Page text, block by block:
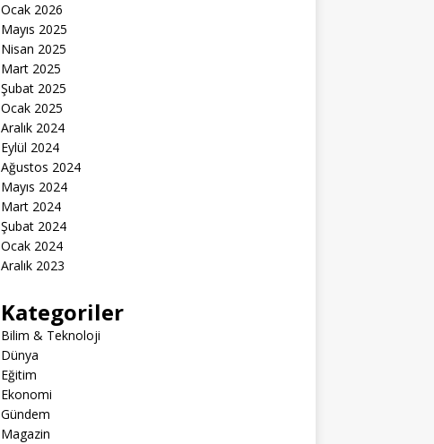
Ocak 2026
Mayıs 2025
Nisan 2025
Mart 2025
Şubat 2025
Ocak 2025
Aralık 2024
Eylül 2024
Ağustos 2024
Mayıs 2024
Mart 2024
Şubat 2024
Ocak 2024
Aralık 2023
Kategoriler
Bilim & Teknoloji
Dünya
Eğitim
Ekonomi
Gündem
Magazin